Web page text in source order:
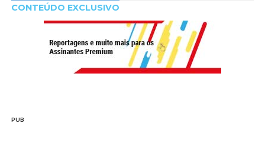
CONTEÚDO EXCLUSIVO
PUB